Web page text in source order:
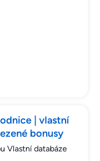
| vlastní
bonusy
Vlastní databáze